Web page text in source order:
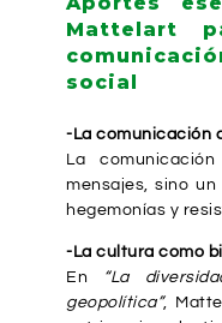
Mattelart
social
-La comunicación
La
mensajes, sino
hegemonías y
-La cultura como
En
“La
geopolítica”,